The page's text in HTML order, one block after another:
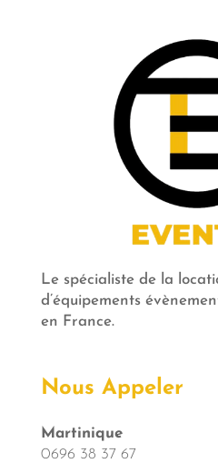
Le spécialiste de la
d’équipements
en France.
Nous Appeler
Martinique
0696 38 37 67